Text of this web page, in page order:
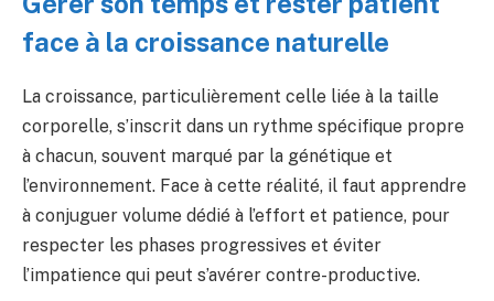
face à la croissance naturelle
La croissance, particulièrement celle liée à la taille
corporelle, s’inscrit dans un rythme spécifique propre
à chacun, souvent marqué par la génétique et
l’environnement. Face à cette réalité, il faut apprendre
à conjuguer volume dédié à l’effort et patience, pour
respecter les phases progressives et éviter
l’impatience qui peut s’avérer contre-productive.